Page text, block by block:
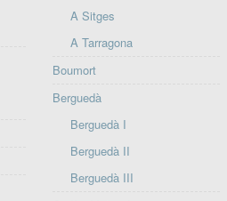
A Sitges
A Tarragona
Boumort
Berguedà
Berguedà I
Berguedà II
Berguedà III